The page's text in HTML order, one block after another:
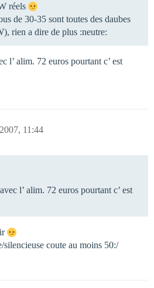
réels
de 30-35 sont toutes des daubes
rien a dire de plus :neutre:
l’ alim. 72 euros pourtant c’ est
11:44
l’ alim. 72 euros pourtant c’ est
coute au moins 50:/